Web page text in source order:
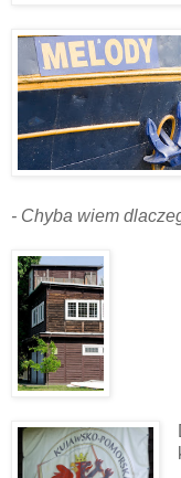
- Chyba wiem